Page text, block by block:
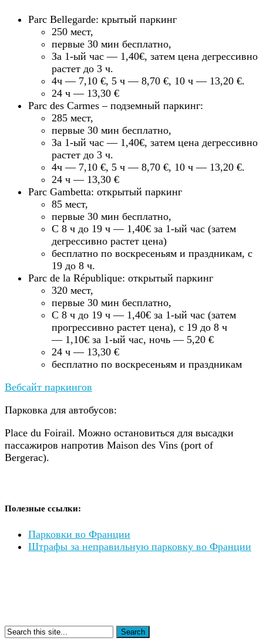
Parc Bellegarde: крытый паркинг
250 мест,
первые 30 мин бесплатно,
За 1-ый час — 1,40€, затем цена дегрессивно
растет до 3 ч.
4ч — 7,10 €, 5 ч — 8,70 €, 10 ч — 13,20 €.
24 ч — 13,30 €
Parc des Carmes – подземный паркинг:
285 мест,
первые 30 мин бесплатно,
За 1-ый час — 1,40€, затем цена дегрессивно
растет до 3 ч.
4ч — 7,10 €, 5 ч — 8,70 €, 10 ч — 13,20 €.
24 ч — 13,30 €
Parc Gambetta: открытый паркинг
85 мест,
первые 30 мин бесплатно,
С 8 ч до 19 ч — 1,40€ за 1-ый час (затем
дегрессивно растет цена)
бесплатно по воскресеньям и праздникам, с
19 до 8 ч.
Parc de la République: открытый паркинг
320 мест,
первые 30 мин бесплатно,
С 8 ч до 19 ч — 1,40€ за 1-ый час (затем
прогрессивно растет цена), с 19 до 8 ч
— 1,10€ за 1-ый час, ночь — 5,20 €
24 ч — 13,30 €
бесплатно по воскресеньям и праздникам
Вебсайт паркингов
Парковка для автобусов:
Place du Foirail. Можно остановиться для высадки
пассажиров напротив Maison des Vins (port of
Bergerac).
Полезные ссылки:
Парковки во Франции
Штрафы за неправильную парковку во Франции